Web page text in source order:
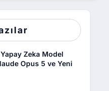
Zeka Model
Opus 5 ve Yeni